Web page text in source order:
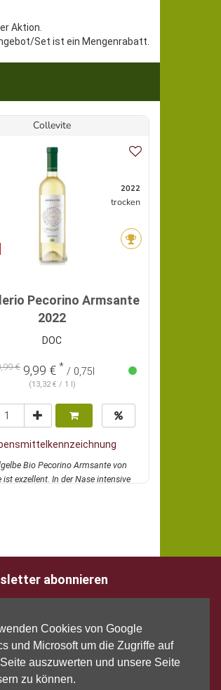
Cookies von Google
und Microsoft um die Zugriffe auf
auszuwerten und unsere Seite
zu können.
Aktion.
Set ist ein Mengenrabatt.
Collevite
2022
trocken
Pecorino Armsante
2022
DOC
€9,99 € * / 0,75l
(13,32 € / 1 l)
Bio Pecorino Armsante von
ist exzellent. In der Nase intensive
abonnieren
5 EUR mit Gutscheincode